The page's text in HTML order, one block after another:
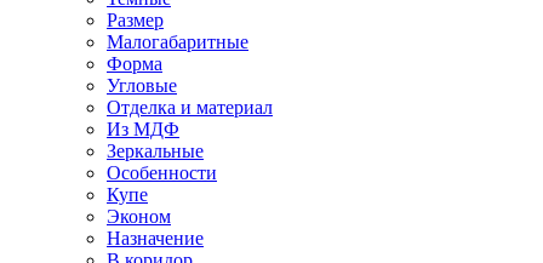
Размер
Малогабаритные
Форма
Угловые
Отделка и материал
Из МДФ
Зеркальные
Особенности
Купе
Эконом
Назначение